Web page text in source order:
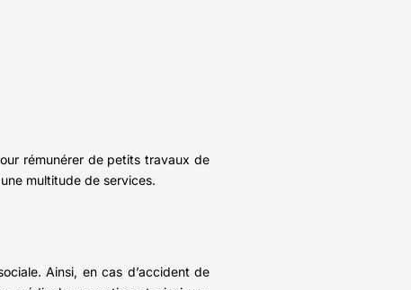
rémunérer de petits travaux de
multitude de services.
Ainsi, en cas d’accident de